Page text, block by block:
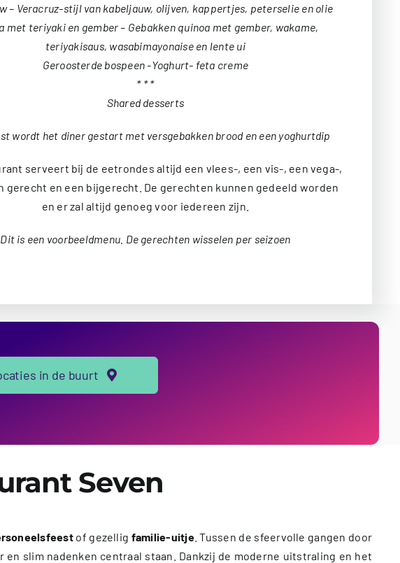
– Veracruz-stijl van kabeljauw, olijven, kappertjes, peterselie en olie
met teriyaki en gember – Gebakken quinoa met gember, wakame,
teriyakisaus, wasabimayonaise en lente ui
Geroosterde bospeen -Yoghurt- feta creme
* * *
Shared desserts
wordt het diner gestart met versgebakken brood en een yoghurtdip
serveert bij de eetrondes altijd een vlees-, een vis-, een vega-,
gerecht en een bijgerecht. De gerechten kunnen gedeeld worden
en er zal altijd genoeg voor iedereen zijn.
Dit is een voorbeeldmenu. De gerechten wisselen per seizoen
in de buurt
Seven
of gezellig familie-uitje. Tussen de sfeervolle gangen door
en slim nadenken centraal staan. Dankzij de moderne uitstraling en het